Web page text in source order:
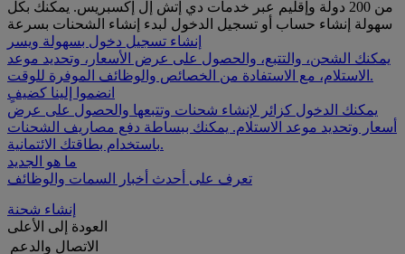
من 200 دولة وإقليم عبر خدمات دي إتش إل إكسبريس. يمكنك بكل
سهولة إنشاء حساب أو تسجيل الدخول لبدء إنشاء الشحنات بسرعة
إنشاء تسجيل دخول بسهولة ويسر
يمكنك الشحن، والتتبع، والحصول على عرض الأسعار، وتحديد موعد
الاستلام، مع الاستفادة من الخصائص والوظائف الموفرة للوقت.
انضموا إلينا كضيفٍ
يمكنك الدخول كزائر لإنشاء شحنات وتتبعها والحصول على عرض
أسعار وتحديد موعد الاستلام. يمكنك ببساطة دفع مصاريف الشحنات
باستخدام بطاقتك الائتمانية.
ما هو الجديد
تعرف على أحدث أخبار السمات والوظائف
إنشاء شحنة
العودة إلى الأعلى